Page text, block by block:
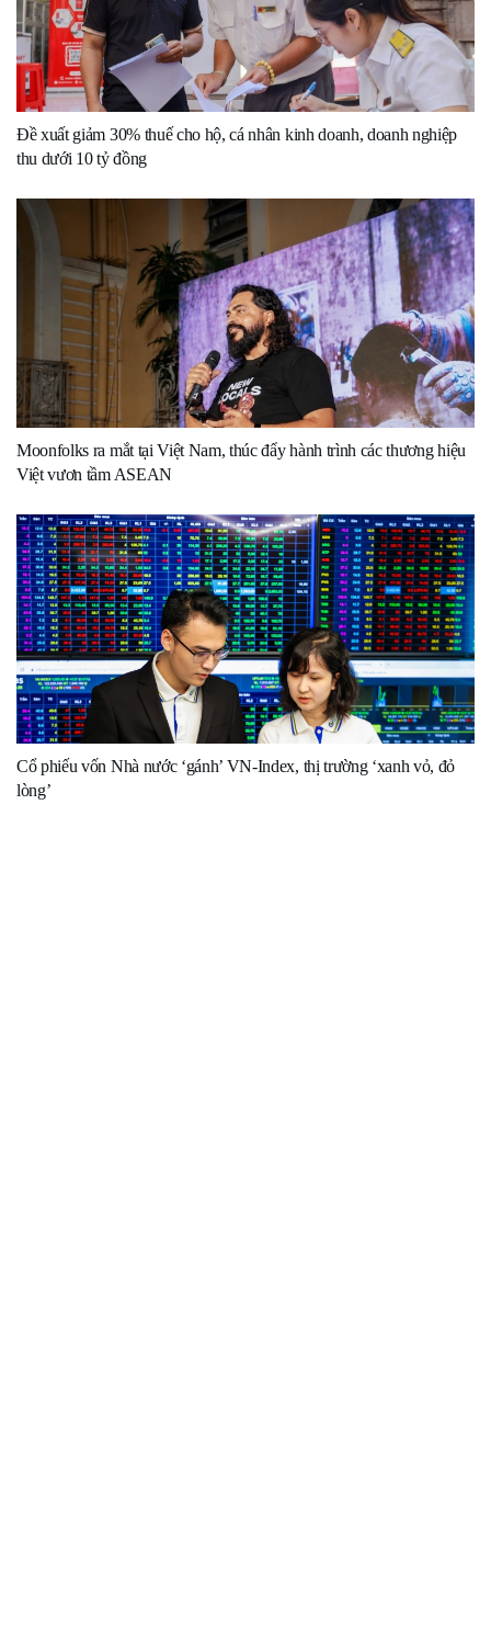
Đề xuất giảm 30% thuế cho hộ, cá nhân kinh doanh, doanh nghiệp
thu dưới 10 tỷ đồng
Moonfolks ra mắt tại Việt Nam, thúc đẩy hành trình các thương hiệu
Việt vươn tầm ASEAN
Cổ phiếu vốn Nhà nước ‘gánh’ VN-Index, thị trường ‘xanh vỏ, đỏ
lòng’